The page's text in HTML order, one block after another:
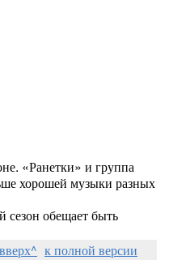
«Ранетки» и группа
хорошей музыки разных
сезон обещает быть
вверх^ к полной версии